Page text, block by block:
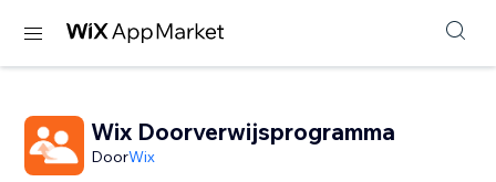
Wix Doorverwijsprogramma
DoorWix